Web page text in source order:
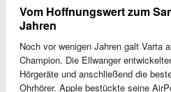
Vom Hoffnungswert zum
Jahren
Noch vor wenigen Jahren galt Varta
Champion. Die Ellwanger
Hörgeräte und anschließend die
Ohrhörer. Apple bestückte seine